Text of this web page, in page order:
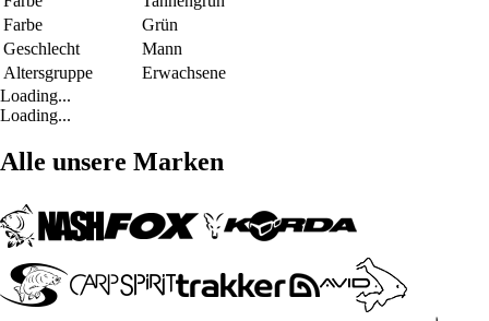
Farbe
Grün
Geschlecht
Mann
Altersgruppe
Erwachsene
Loading...
Loading...
Alle unsere Marken